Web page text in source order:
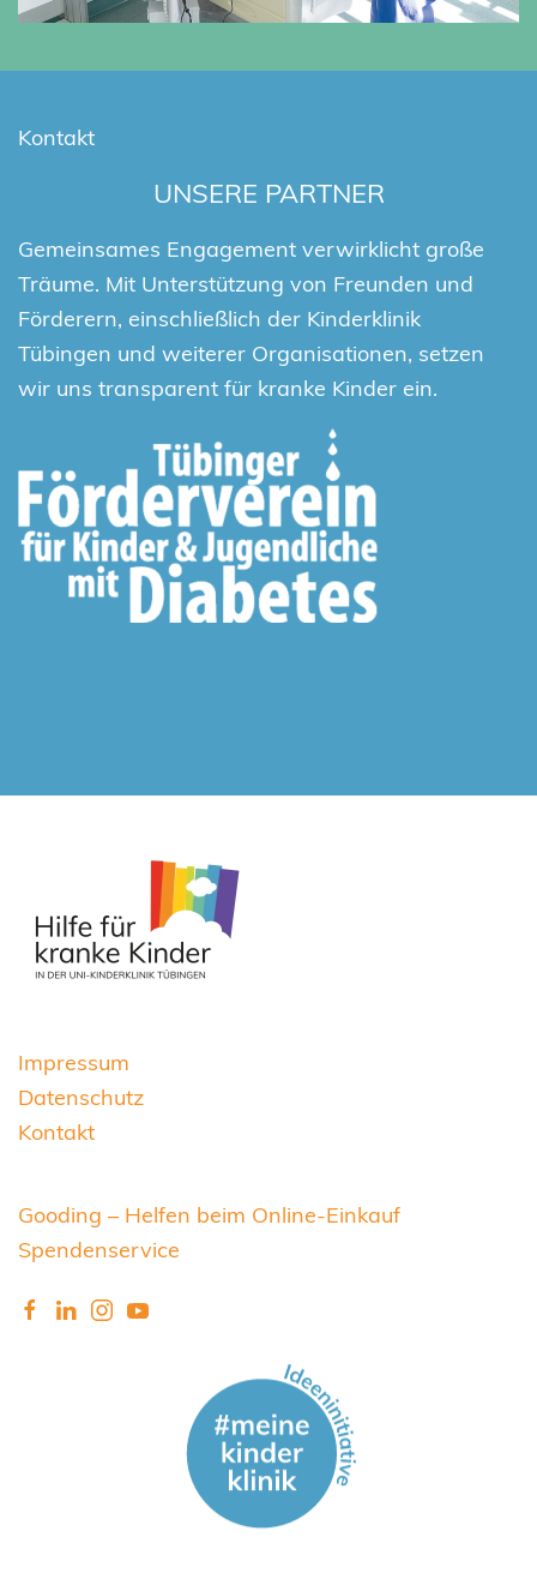
Kontakt
UNSERE PARTNER
Gemeinsames Engagement verwirklicht große
Träume. Mit Unterstützung von Freunden und
Förderern, einschließlich der Kinderklinik
Tübingen und weiterer Organisationen, setzen
wir uns transparent für kranke Kinder ein.
Impressum
Datenschutz
Kontakt
Gooding – Helfen beim Online-Einkauf
Spendenservice